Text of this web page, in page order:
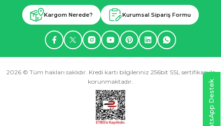
Kargom Nerede? Kurumsal Sipariş Formu
2026 © Tüm hakları saklıdır. Kredi kartı bilgileriniz 256bit SSL sertifikası ile
korunmaktadır.
WhatsApp Destek